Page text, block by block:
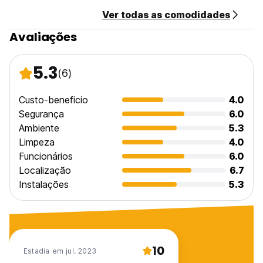
Ver todas as comodidades
Avaliações
5.3(6)
Custo-beneficio
4.0
Segurança
6.0
Ambiente
5.3
Limpeza
4.0
Funcionários
6.0
Localização
6.7
Instalações
5.3
Estadia em jul. 2023 10